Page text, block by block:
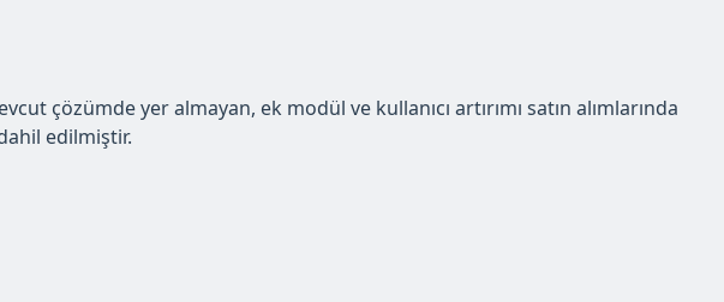
çözümde yer almayan, ek modül ve kullanıcı artırımı satın alımlarında
edilmiştir.